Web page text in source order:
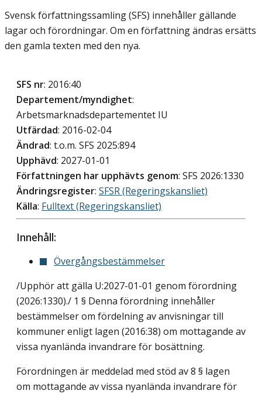
Svensk författningssamling (SFS) innehåller gällande
lagar och förordningar. Om en författning ändras ersätts
den gamla texten med den nya.
SFS nr: 2016:40
Departement/myndighet:
Arbetsmarknadsdepartementet IU
Utfärdad: 2016-02-04
Ändrad: t.o.m. SFS 2025:894
Upphävd: 2027-01-01
Författningen har upphävts genom: SFS 2026:1330
Ändringsregister: SFSR (Regeringskansliet)
Källa: Fulltext (Regeringskansliet)
Innehåll:
Övergångsbestämmelser
/Upphör att gälla U:2027-01-01 genom förordning
(2026:1330)./ 1 § Denna förordning innehåller
bestämmelser om fördelning av anvisningar till
kommuner enligt lagen (2016:38) om mottagande av
vissa nyanlända invandrare för bosättning.
Förordningen är meddelad med stöd av 8 § lagen
om mottagande av vissa nyanlända invandrare för